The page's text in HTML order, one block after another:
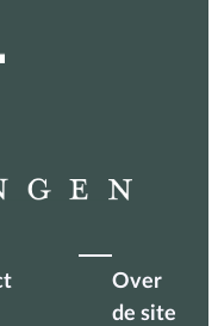
Over
de site